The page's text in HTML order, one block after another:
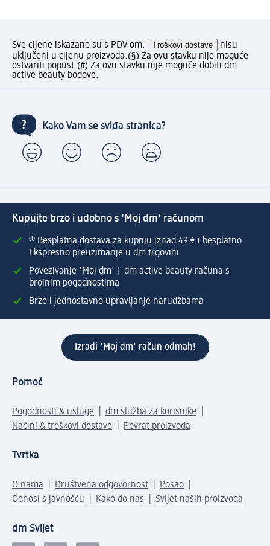
Sve cijene iskazane su s PDV-om. Troškovi dostave
nisu
uključeni u cijenu proizvoda.(§) Za ovu stavku nije moguće
ostvariti popust.(#) Za ovu stavku nije moguće dobiti dm
active beauty bodove.
Kako Vam se sviđa stranica?
Kupujte brzo i udobno s 'Moj dm' računom
⁽¹⁾ Besplatna dostava za kupnju iznad 49 € i besplatno
Ekspresno preuzimanje u dm trgovini
Povezivanje 'Moj dm' i dm active beauty računa s
brojnim pogodnostima
Brzo i jednostavno upravljanje narudžbama
Izradi 'Moj dm' račun odmah!
Pomoć
Pogodnosti & usluge
dm služba za korisnike
Načini & troškovi dostave
Povrat proizvoda
Tvrtka
O nama Društvena odgovornost
Posao
Odnosi s javnošću
Kako do nas Svijet naših proizvoda
dm Svijet